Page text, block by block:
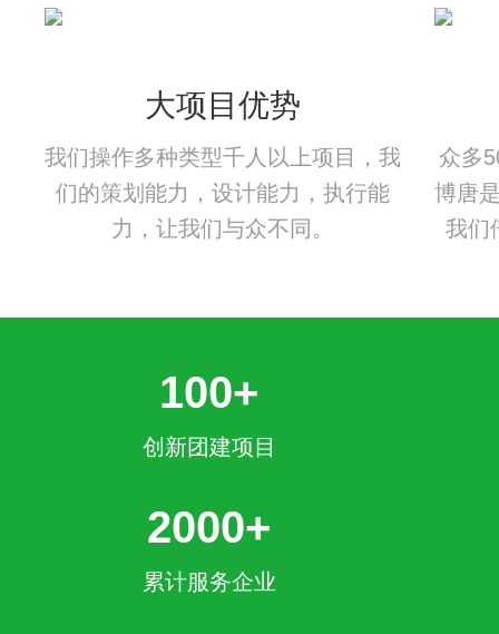
大项目优势
我们操作多种类型千人以上项目，我
们的策划能力，设计能力，执行能
力，让我们与众不同。
众多
博唐
我们
100+
创新团建项目
2000+
累计服务企业